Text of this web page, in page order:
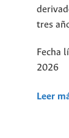
tres
Fecha
2026
Leer